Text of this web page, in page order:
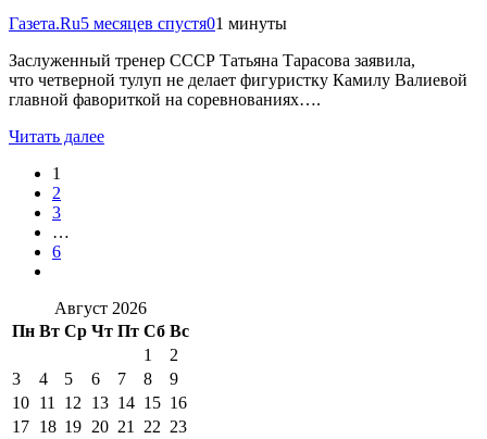
Газета.Ru5 месяцев спустя01 минуты
Заслуженный тренер СССР Татьяна Тарасова заявила,
что четверной тулуп не делает фигуристку Камилу Валиевой
главной фавориткой на соревнованиях….
Читать далее
1
2
3
…
6
Август 2026
Пн Вт Ср Чт Пт Сб Вс
1
2
3
4 5 6 7 8
9
10 11 12 13 14 15 16
17 18 19 20 21 22 23